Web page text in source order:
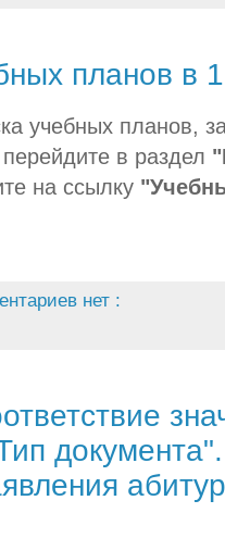
планов в
учебных планов,
в раздел
на ссылку
нет :